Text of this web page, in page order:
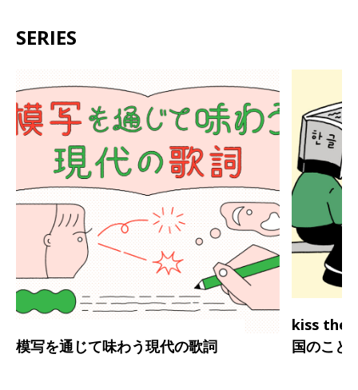
SERIES
模写を通じて味わう現代の歌詞
kiss the
国のこと